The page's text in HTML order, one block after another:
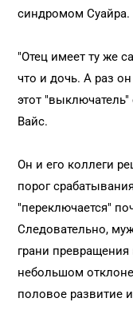
синдромом Суайра.
"Отец имеет ту же
что и дочь. А раз
этот
Вайс.
Он и его коллеги
порог
"переключается"
Следовательно,
грани
небольшом
половое развитие